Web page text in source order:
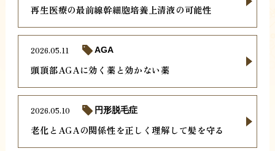
再生医療の最前線幹細胞培養上清液の可能性
頭頂部AGAに効く薬と効かない薬
2026.05.11 AGA
老化とAGAの関係性を正しく理解して髪を守る
2026.05.10 円形脱毛症